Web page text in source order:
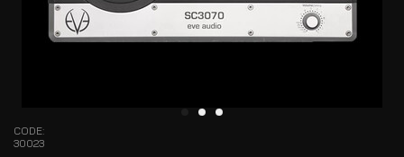
CODE:
30023